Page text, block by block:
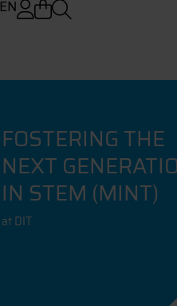
EN
FOSTERING THE
NEXT
IN STEM (MINT)
at DIT